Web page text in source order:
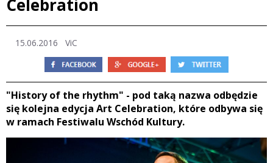
Celebration
15.06.2016 ViC
"History of the rhythm" - pod taką nazwa odbędzie
się kolejna edycja Art Celebration, które odbywa się
w ramach Festiwalu Wschód Kultury.